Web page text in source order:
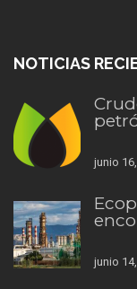
NOTICIAS
junio
junio